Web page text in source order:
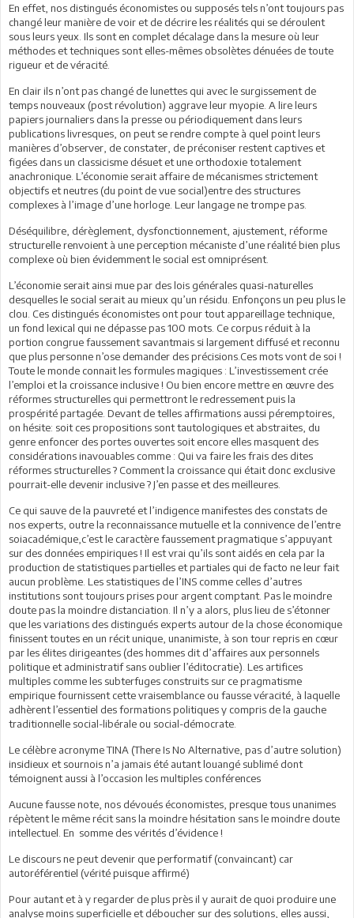
En effet, nos distingués économistes ou supposés tels n’ont toujours pas
changé leur manière de voir et de décrire les réalités qui se déroulent
sous leurs yeux. Ils sont en complet décalage dans la mesure où leur
méthodes et techniques sont elles-mêmes obsolètes dénuées de toute
rigueur et de véracité.
En clair ils n’ont pas changé de lunettes qui avec le surgissement de
temps nouveaux (post révolution) aggrave leur myopie. A lire leurs
papiers journaliers dans la presse ou périodiquement dans leurs
publications livresques, on peut se rendre compte à quel point leurs
manières d’observer, de constater, de préconiser restent captives et
figées dans un classicisme désuet et une orthodoxie totalement
anachronique. L’économie serait affaire de mécanismes strictement
objectifs et neutres (du point de vue social)entre des structures
complexes à l’image d’une horloge. Leur langage ne trompe pas.
Déséquilibre, dérèglement, dysfonctionnement, ajustement, réforme
structurelle renvoient à une perception mécaniste d’une réalité bien plus
complexe où bien évidemment le social est omniprésent.
L’économie serait ainsi mue par des lois générales quasi-naturelles
desquelles le social serait au mieux qu’un résidu. Enfonçons un peu plus le
clou. Ces distingués économistes ont pour tout appareillage technique,
un fond lexical qui ne dépasse pas 100 mots. Ce corpus réduit à la
portion congrue faussement savantmais si largement diffusé et reconnu
que plus personne n’ose demander des précisions.Ces mots vont de soi !
Toute le monde connait les formules magiques : L’investissement crée
l’emploi et la croissance inclusive ! Ou bien encore mettre en œuvre des
réformes structurelles qui permettront le redressement puis la
prospérité partagée. Devant de telles affirmations aussi péremptoires,
on hésite: soit ces propositions sont tautologiques et abstraites, du
genre enfoncer des portes ouvertes soit encore elles masquent des
considérations inavouables comme : Qui va faire les frais des dites
réformes structurelles ? Comment la croissance qui était donc exclusive
pourrait-elle devenir inclusive ? J’en passe et des meilleures.
Ce qui sauve de la pauvreté et l’indigence manifestes des constats de
nos experts, outre la reconnaissance mutuelle et la connivence de l’entre
soiacadémique,c’est le caractère faussement pragmatique s’appuyant
sur des données empiriques ! Il est vrai qu’ils sont aidés en cela par la
production de statistiques partielles et partiales qui de facto ne leur fait
aucun problème. Les statistiques de l’INS comme celles d’autres
institutions sont toujours prises pour argent comptant. Pas le moindre
doute pas la moindre distanciation. Il n’y a alors, plus lieu de s’étonner
que les variations des distingués experts autour de la chose économique
finissent toutes en un récit unique, unanimiste, à son tour repris en cœur
par les élites dirigeantes (des hommes dit d’affaires aux personnels
politique et administratif sans oublier l’éditocratie). Les artifices
multiples comme les subterfuges construits sur ce pragmatisme
empirique fournissent cette vraisemblance ou fausse véracité, à laquelle
adhèrent l’essentiel des formations politiques y compris de la gauche
traditionnelle social-libérale ou social-démocrate.
Le célèbre acronyme TINA (There Is No Alternative, pas d’autre solution)
insidieux et sournois n’a jamais été autant louangé sublimé dont
témoignent aussi à l’occasion les multiples conférences
Aucune fausse note, nos dévoués économistes, presque tous unanimes
répètent le même récit sans la moindre hésitation sans le moindre doute
intellectuel. En somme des vérités d’évidence !
Le discours ne peut devenir que performatif (convaincant) car
autoréférentiel (vérité puisque affirmé)
Pour autant et à y regarder de plus près il y aurait de quoi produire une
analyse moins superficielle et déboucher sur des solutions, elles aussi,